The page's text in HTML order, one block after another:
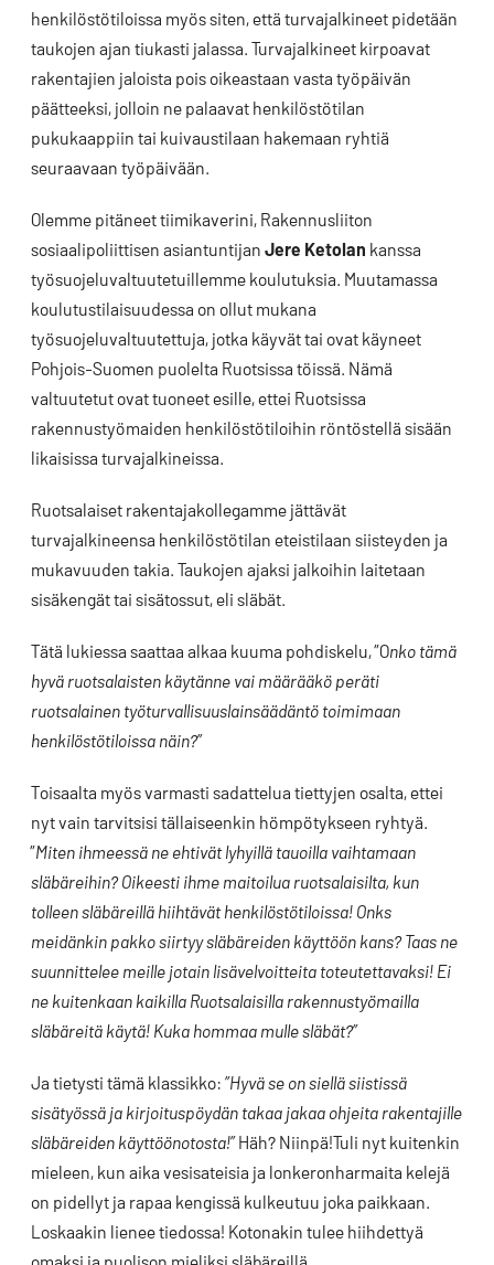
henkilöstötiloissa myös siten, että turvajalkineet pidetään
taukojen ajan tiukasti jalassa. Turvajalkineet kirpoavat
rakentajien jaloista pois oikeastaan vasta työpäivän
päätteeksi, jolloin ne palaavat henkilöstötilan
pukukaappiin tai kuivaustilaan hakemaan ryhtiä
seuraavaan työpäivään.
Olemme pitäneet tiimikaverini, Rakennusliiton
sosiaalipoliittisen asiantuntijan Jere Ketolan kanssa
työsuojeluvaltuutetuillemme koulutuksia. Muutamassa
koulutustilaisuudessa on ollut mukana
työsuojeluvaltuutettuja, jotka käyvät tai ovat käyneet
Pohjois-Suomen puolelta Ruotsissa töissä. Nämä
valtuutetut ovat tuoneet esille, ettei Ruotsissa
rakennustyömaiden henkilöstötiloihin röntöstellä sisään
likaisissa turvajalkineissa.
Ruotsalaiset rakentajakollegamme jättävät
turvajalkineensa henkilöstötilan eteistilaan siisteyden ja
mukavuuden takia. Taukojen ajaksi jalkoihin laitetaan
sisäkengät tai sisätossut, eli släbät.
Tätä lukiessa saattaa alkaa kuuma pohdiskelu, ”Onko tämä
hyvä ruotsalaisten käytänne vai määrääkö peräti
ruotsalainen työturvallisuuslainsäädäntö toimimaan
henkilöstötiloissa näin?”
Toisaalta myös varmasti sadattelua tiettyjen osalta, ettei
nyt vain tarvitsisi tällaiseenkin hömpötykseen ryhtyä.
”Miten ihmeessä ne ehtivät lyhyillä tauoilla vaihtamaan
släbäreihin? Oikeesti ihme maitoilua ruotsalaisilta, kun
tolleen släbäreillä hiihtävät henkilöstötiloissa! Onks
meidänkin pakko siirtyy släbäreiden käyttöön kans? Taas ne
suunnittelee meille jotain lisävelvoitteita toteutettavaksi! Ei
ne kuitenkaan kaikilla Ruotsalaisilla rakennustyömailla
släbäreitä käytä! Kuka hommaa mulle släbät?”
Ja tietysti tämä klassikko: ”Hyvä se on siellä siistissä
sisätyössä ja kirjoituspöydän takaa jakaa ohjeita rakentajille
släbäreiden käyttöönotosta!”Häh? Niinpä!Tuli nyt kuitenkin
mieleen, kun aika vesisateisia ja lonkeronharmaita kelejä
on pidellyt ja rapaa kengissä kulkeutuu joka paikkaan.
Loskaakin lienee tiedossa! Kotonakin tulee hiihdettyä